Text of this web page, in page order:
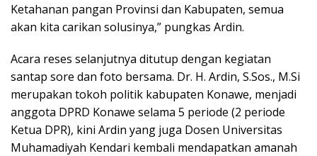
Ketahanan pangan Provinsi dan Kabupaten, semua
akan kita carikan solusinya,” pungkas Ardin.
Acara reses selanjutnya ditutup dengan kegiatan
santap sore dan foto bersama. Dr. H. Ardin, S.Sos., M.Si
merupakan tokoh politik kabupaten Konawe, menjadi
anggota DPRD Konawe selama 5 periode (2 periode
Ketua DPR), kini Ardin yang juga Dosen Universitas
Muhamadiyah Kendari kembali mendapatkan amanah